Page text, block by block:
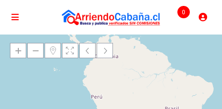
0
Cargando mapas